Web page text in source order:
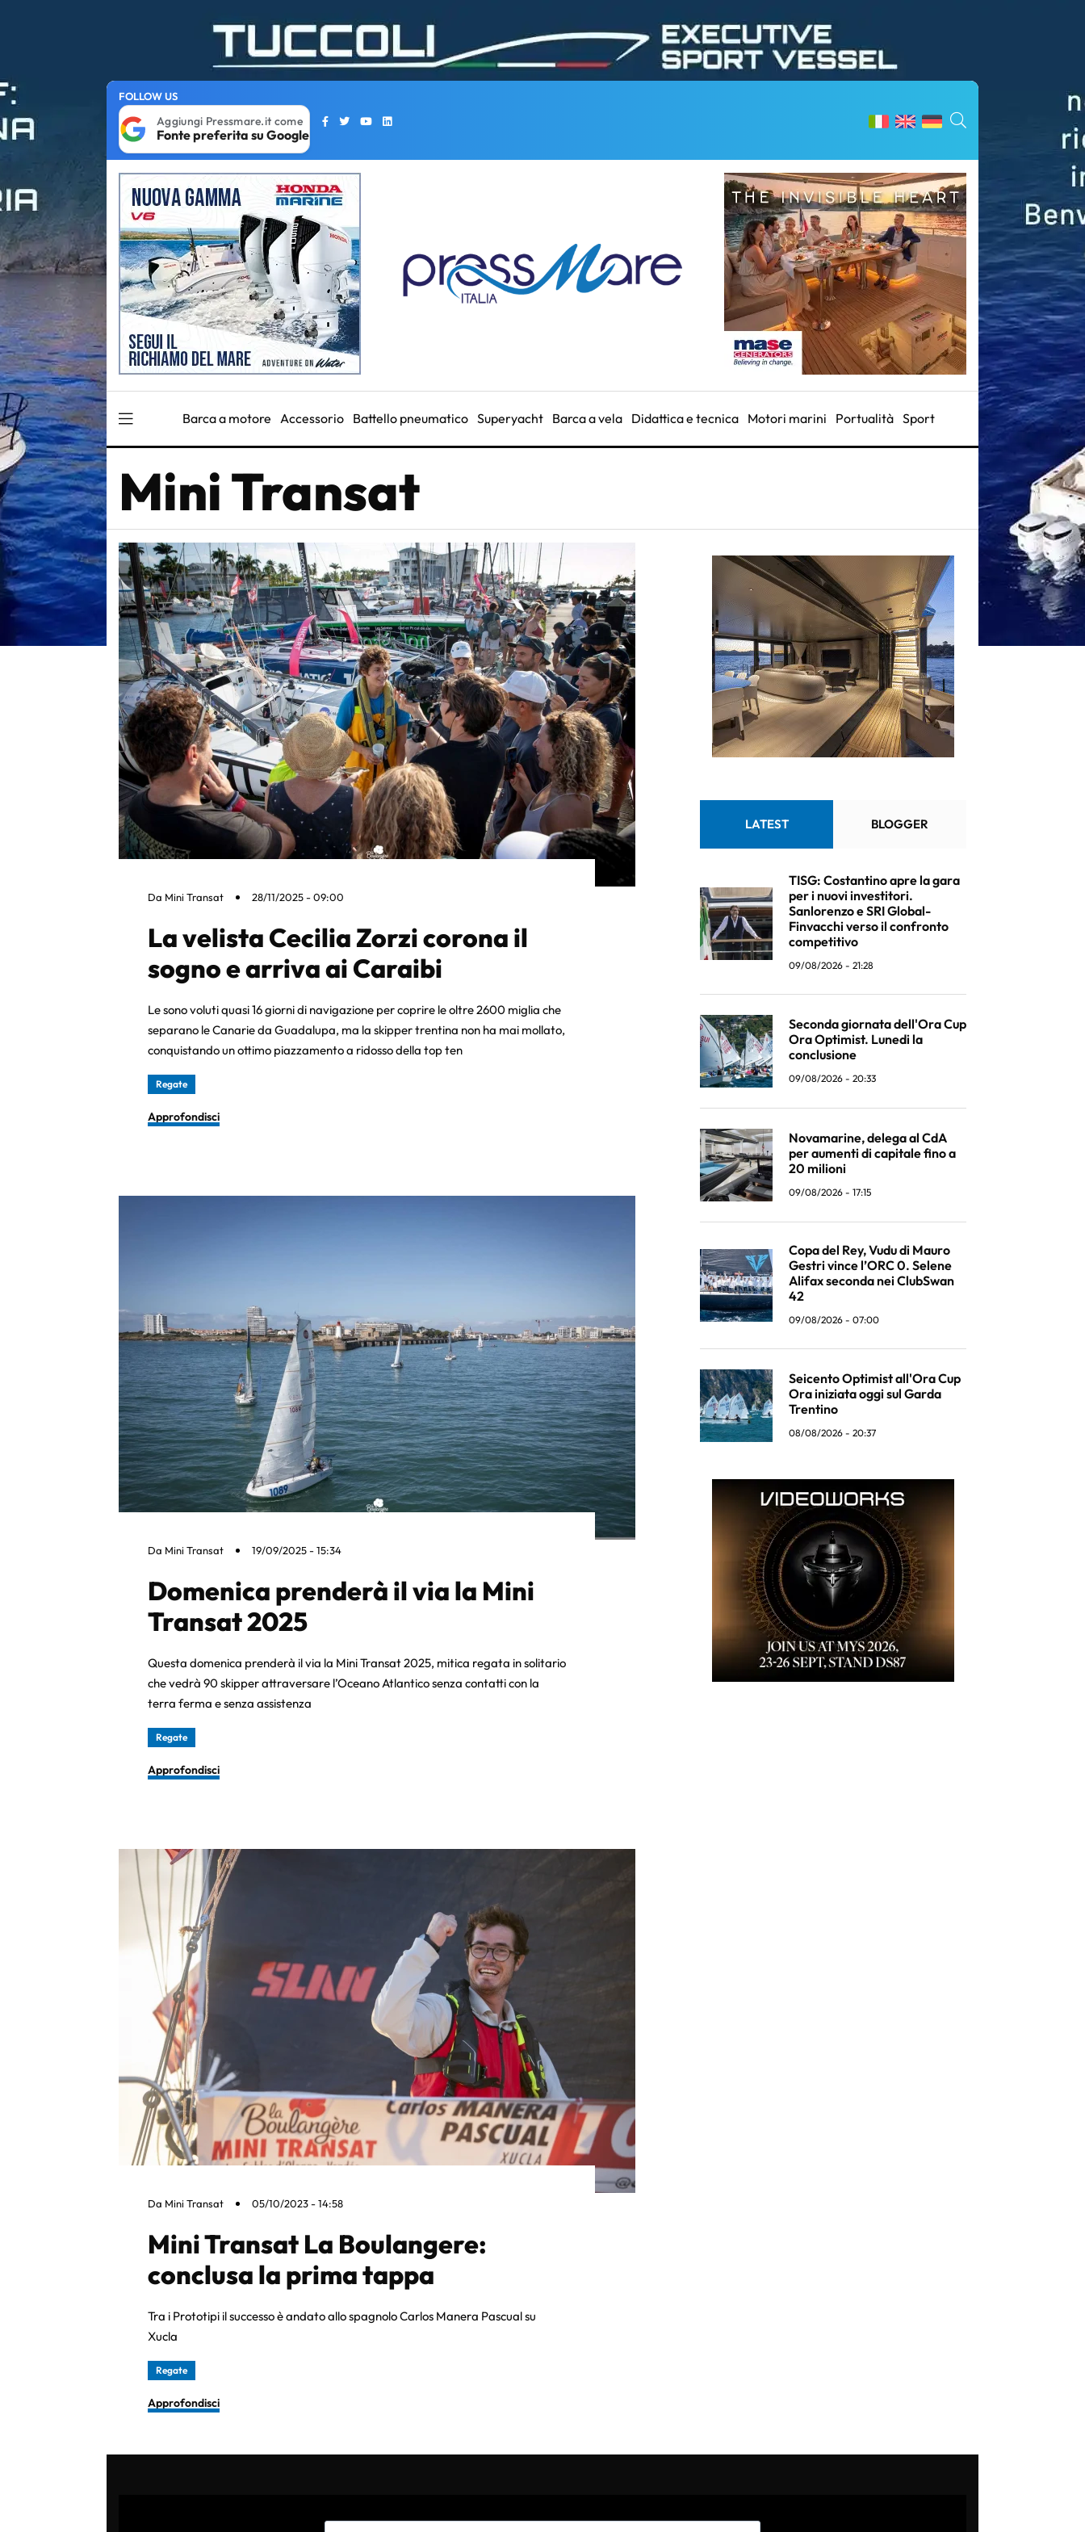
FOLLOW US
Aggiungi Pressmare.it come
Fonte preferita su Google
Barca a motore Accessorio Battello pneumatico Superyacht Barca a vela Didattica e tecnica Motori marini Portualità Sport
Mini Transat
Da Mini Transat 28/11/2025 - 09:00
La velista Cecilia Zorzi corona il
sogno e arriva ai Caraibi
Le sono voluti quasi 16 giorni di navigazione per coprire le oltre 2600 miglia che
separano le Canarie da Guadalupa, ma la skipper trentina non ha mai mollato,
conquistando un ottimo piazzamento a ridosso della top ten
Regate
Approfondisci
Da Mini Transat 19/09/2025 - 15:34
Domenica prenderà il via la Mini
Transat 2025
Questa domenica prenderà il via la Mini Transat 2025, mitica regata in solitario
che vedrà 90 skipper attraversare l’Oceano Atlantico senza contatti con la
terra ferma e senza assistenza
Regate
Approfondisci
Da Mini Transat 05/10/2023 - 14:58
Mini Transat La Boulangere:
conclusa la prima tappa
Tra i Prototipi il successo è andato allo spagnolo Carlos Manera Pascual su
Xucla
Regate
Approfondisci
LATEST BLOGGER
TISG: Costantino apre la gara
per i nuovi investitori.
Sanlorenzo e SRI Global-
Finvacchi verso il confronto
competitivo
09/08/2026 - 21:28
Seconda giornata dell'Ora Cup
Ora Optimist. Lunedi la
conclusione
09/08/2026 - 20:33
Novamarine, delega al CdA
per aumenti di capitale fino a
20 milioni
09/08/2026 - 17:15
Copa del Rey, Vudu di Mauro
Gestri vince l’ORC 0. Selene
Alifax seconda nei ClubSwan
42
09/08/2026 - 07:00
Seicento Optimist all'Ora Cup
Ora iniziata oggi sul Garda
Trentino
08/08/2026 - 20:37